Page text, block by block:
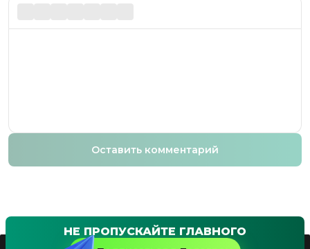
Оставить комментарий
НЕ ПРОПУСКАЙТЕ ГЛАВНОГО